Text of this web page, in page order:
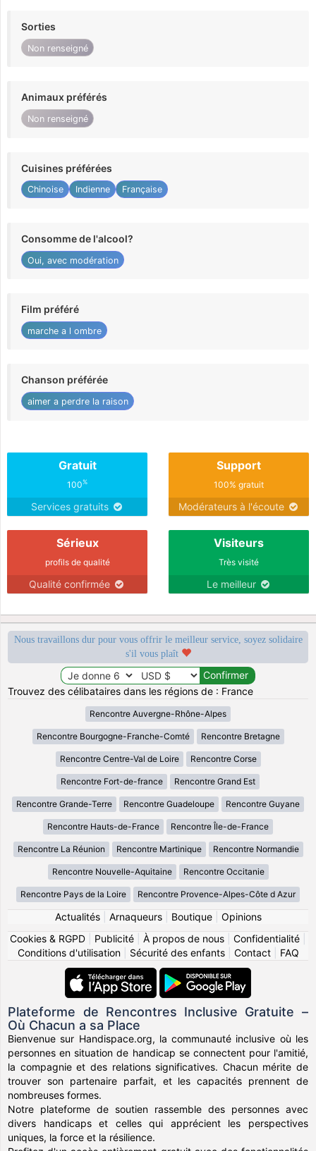
Sorties
Non renseigné
Animaux préférés
Non renseigné
Cuisines préférées
Chinoise Indienne Française
Consomme de l'alcool?
Oui, avec modération
Film préféré
marche a l ombre
Chanson préférée
aimer a perdre la raison
Gratuit
100%
Services gratuits
Support
100% gratuit
Modérateurs à l'écoute
Sérieux
profils de qualité
Qualité confirmée
Visiteurs
Très visité
Le meilleur
Nous travaillons dur pour vous offrir le meilleur service, soyez solidaire
s'il vous plaît
Trouvez des célibataires dans les régions de : France
Rencontre Auvergne-Rhône-Alpes
Rencontre Bourgogne-Franche-Comté Rencontre Bretagne
Rencontre Centre-Val de Loire Rencontre Corse
Rencontre Fort-de-france Rencontre Grand Est
Rencontre Grande-Terre Rencontre Guadeloupe Rencontre Guyane
Rencontre Hauts-de-France Rencontre Île-de-France
Rencontre La Réunion Rencontre Martinique Rencontre Normandie
Rencontre Nouvelle-Aquitaine Rencontre Occitanie
Rencontre Pays de la Loire Rencontre Provence-Alpes-Côte d Azur
Actualités| Arnaqueurs| Boutique| Opinions
Cookies & RGPD
Publicité À propos de nous Confidentialité
Conditions d'utilisation| Sécurité des enfants| Contact| FAQ
Plateforme de Rencontres Inclusive Gratuite –
Où Chacun a sa Place
Bienvenue sur Handispace.org, la communauté inclusive où les
personnes en situation de handicap se connectent pour l'amitié,
la compagnie et des relations significatives. Chacun mérite de
trouver son partenaire parfait, et les capacités prennent de
nombreuses formes.
Notre plateforme de soutien rassemble des personnes avec
divers handicaps et celles qui apprécient les perspectives
uniques, la force et la résilience.